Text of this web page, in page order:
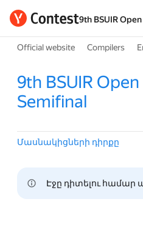
9th BSUIR
Official website Compilers
9th BSUIR
Semifinal
Մասնակիցների դիրքը
Էջը դիտելու համար